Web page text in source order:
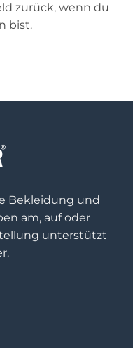
zurück, wenn du
bist.
Bekleidung und
am, auf oder
unterstützt